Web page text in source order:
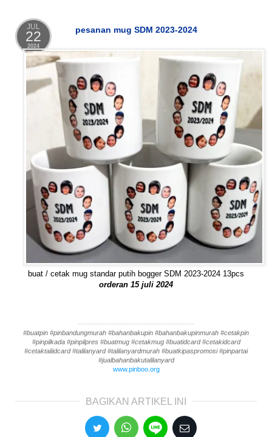
JUL
22
2024
pesanan mug SDM 2023-2024
buat / cetak mug standar putih bogger SDM 2023-2024 13pcs
orderan 15 juli 2024
------------------------------------------------
#buatpin #pinbandungmurah #bahanbakupin #bahanbakupinmurah #cetakpin
#pinpilkada #pinpilpres #buatmug #cetakmug #buatidcard #cetakidcard
#cetaktaliidcard #talilanyard #talilanyardmurah #buatkipaspromosi #pinpartai
#jualbahanbakutalilanyard
www.pinboo.org
BAGIKAN ARTIKEL INI